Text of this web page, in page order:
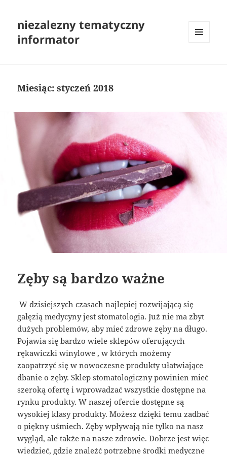
niezalezny tematyczny
informator
Miesiąc:styczeń 2018
Zęby są bardzo ważne
W dzisiejszych czasach najlepiej rozwijającą się
gałęzią medycyny jest stomatologia. Już nie ma zbyt
dużych problemów, aby mieć zdrowe zęby na długo.
Pojawia się bardzo wiele sklepów oferujących
rękawiczki winylowe , w których możemy
zaopatrzyć się w nowoczesne produkty ułatwiające
dbanie o zęby. Sklep stomatologiczny powinien mieć
szeroką ofertę i wprowadzać wszystkie dostępne na
rynku produkty. W naszej ofercie dostępne są
wysokiej klasy produkty. Możesz dzięki temu zadbać
o piękny uśmiech. Zęby wpływają nie tylko na nasz
wygląd, ale także na nasze zdrowie. Dobrze jest więc
wiedzieć, gdzie znaleźć potrzebne środki medyczne